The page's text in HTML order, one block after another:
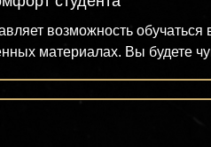
возможность
материалах. Вы будете